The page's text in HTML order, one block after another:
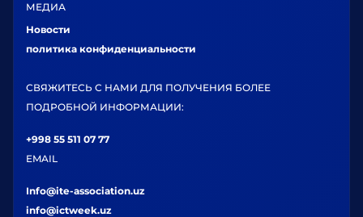
МЕДИА
Новости
политика конфиденциальности
СВЯЖИТЕСЬ С НАМИ ДЛЯ ПОЛУЧЕНИЯ БОЛЕЕ
ПОДРОБНОЙ ИНФОРМАЦИИ:
+998 55 511 07 77
EMAIL
Info@ite-association.uz
info@ictweek.uz